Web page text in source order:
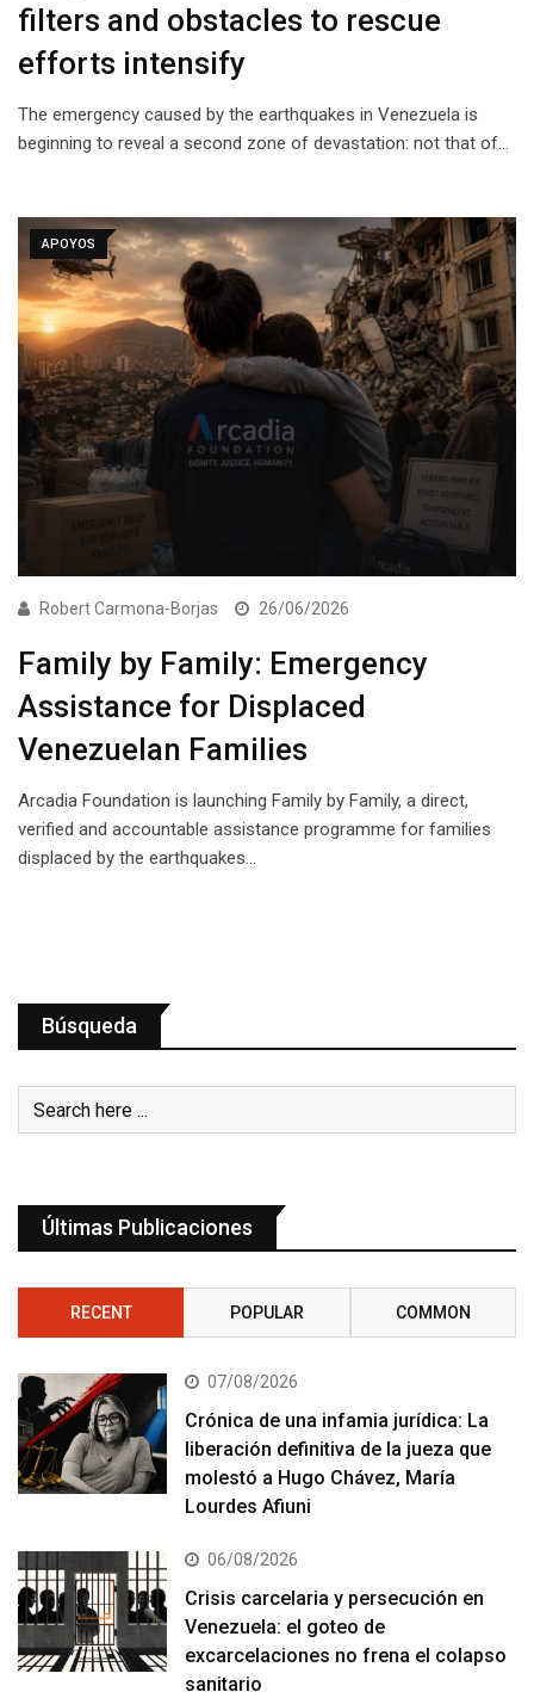
filters and obstacles to rescue
efforts intensify
The emergency caused by the earthquakes in Venezuela is
beginning to reveal a second zone of devastation: not that of…
APOYOS
Robert Carmona-Borjas 26/06/2026
Family by Family: Emergency
Assistance for Displaced
Venezuelan Families
Arcadia Foundation is launching Family by Family, a direct,
verified and accountable assistance programme for families
displaced by the earthquakes…
Búsqueda
Últimas Publicaciones
RECENT POPULAR COMMON
07/08/2026
Crónica de una infamia jurídica: La
liberación definitiva de la jueza que
molestó a Hugo Chávez, María
Lourdes Afiuni
06/08/2026
Crisis carcelaria y persecución en
Venezuela: el goteo de
excarcelaciones no frena el colapso
sanitario